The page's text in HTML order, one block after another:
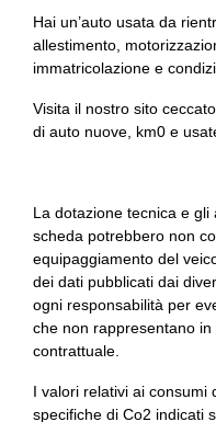
Sistema di frenata anti
Sistema di protezione urto
Sistema di ricarica
Sistema di
Specchietti retrovisori
Specchietti retrovisori
Specchietti retrovisori in
Strumentazione digitale
Tappetini
Hai un’auto usata da
allestimento,
immatricolazione e
Visita il nostro sito
di auto nuove, km0 e
La dotazione tecnica e
scheda potrebbero non
equipaggiamento del
dei dati pubblicati dai
ogni responsabilità per
che non rappresentano
contrattuale.
I valori relativi ai
specifiche di Co2 indicati